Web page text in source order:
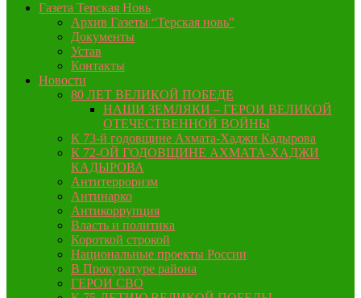
Газета Терская Новь
Архив Газеты “Терская новь”
Документы
Устав
Контакты
Новости
80 ЛЕТ ВЕЛИКОЙ ПОБЕДЕ
НАШИ ЗЕМЛЯКИ – ГЕРОИ ВЕЛИКОЙ
ОТЕЧЕСТВЕННОЙ ВОЙНЫ
К 73-й годовщине Ахмата-Хаджи Кадырова
К 72-ОЙ ГОДОВЩИНЕ АХМАТА-ХАДЖИ
КАДЫРОВА
Антитерроризм
Антинарко
Антикоррупция
Власть и политика
Короткой строкой
Национальные проекты России
В Прокуратуре района
ГЕРОИ СВО